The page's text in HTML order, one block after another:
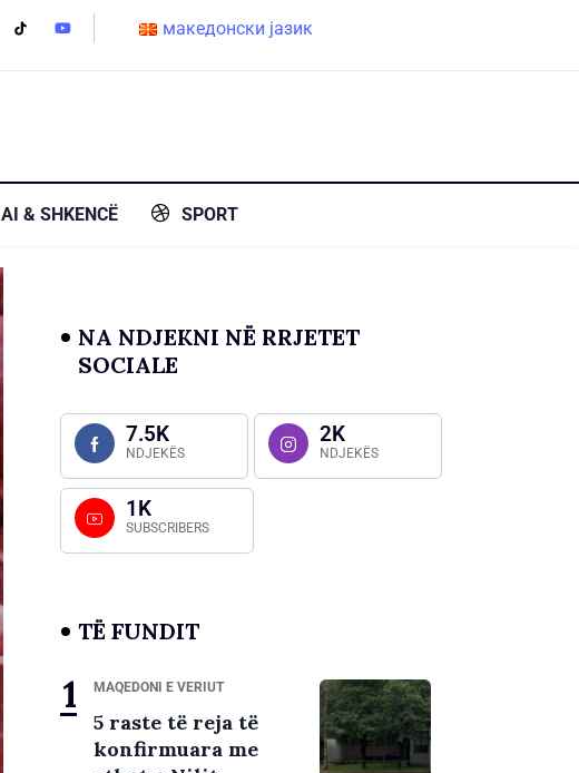
македонски јазик
AI & SHKENCË SPORT
NA NDJEKNI NË RRJETET
SOCIALE
7.5K
NDJEKËS
2K
NDJEKËS
1K
SUBSCRIBERS
TË FUNDIT
MAQEDONI E VERIUT
5 raste të reja të
konfirmuara me